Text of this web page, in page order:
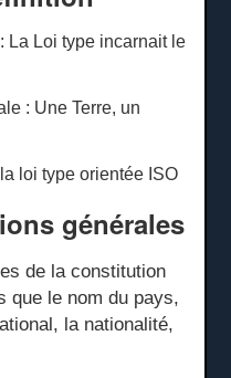
La Loi type incarnait le
: Une Terre, un
loi type orientée ISO
générales
de la constitution
que le nom du pays,
la nationalité,